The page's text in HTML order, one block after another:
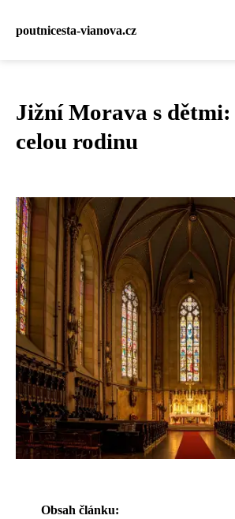
poutnicesta-vianova.cz
Jižní Morava s
celou rodinu
Obsah článku: